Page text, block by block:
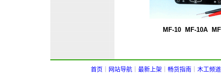
MF-10 MF-10A
首页 网站导航 最新上架 畅货指南 木工频道